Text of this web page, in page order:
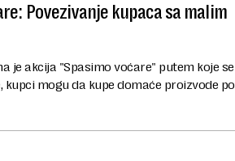
Povezivanje kupaca sa malim
je akcija "Spasimo voćare" putem koje se
mogu da kupe domaće proizvode po